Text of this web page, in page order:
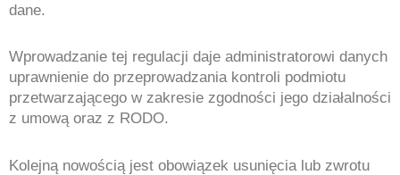
dane.
Wprowadzanie tej regulacji daje administratorowi danych
uprawnienie do przeprowadzania kontroli podmiotu
przetwarzającego w zakresie zgodności jego działalności
z umową oraz z RODO.
Kolejną nowością jest obowiązek usunięcia lub zwrotu